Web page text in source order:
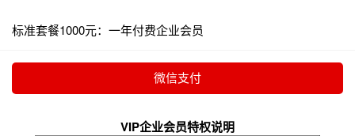
标准套餐1000元：一年付费企业会员
VIP企业会员特权说明